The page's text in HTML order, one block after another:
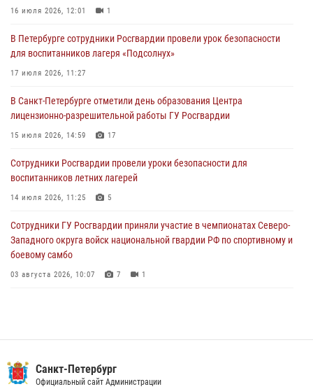
06 августа 2026, 11:36
Сотрудники и военнослужащие Росгвардии обеспечили
правопорядок при проведении матча "Зенит" - "Балтика"
06 августа 2026, 07:30
В Выборгском районе наряд Росгвардии обнаружил
разыскиваемый преступный автотранспорт
05 августа 2026, 12:25 2
Петербургские росгвардейцы обнаружили объявленный в розыск
автомобиль, ранее использовавшийся при совершении кражи в
Ленобласти
16 июля 2026, 12:01 1
В Петербурге сотрудники Росгвардии провели урок безопасности
для воспитанников лагеря «Подсолнух»
17 июля 2026, 11:27
В Санкт-Петербурге отметили день образования Центра
лицензионно-разрешительной работы ГУ Росгвардии
15 июля 2026, 14:59 17
Сотрудники Росгвардии провели уроки безопасности для
воспитанников летних лагерей
14 июля 2026, 11:25 5
Сотрудники ГУ Росгвардии приняли участие в чемпионатах Северо-
Западного округа войск национальной гвардии РФ по спортивному и
боевому самбо
03 августа 2026, 10:07 7 1
В Красногвардейском районе росгвардейцы задержали хулигана,
угрожавшего мужчине пневматическим пистолетом
Санкт-Петербург
Официальный сайт Администрации